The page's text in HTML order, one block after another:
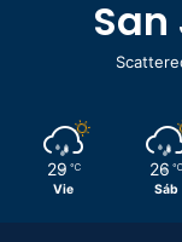
San
29 ℃
Vie
26 ℃
Sáb